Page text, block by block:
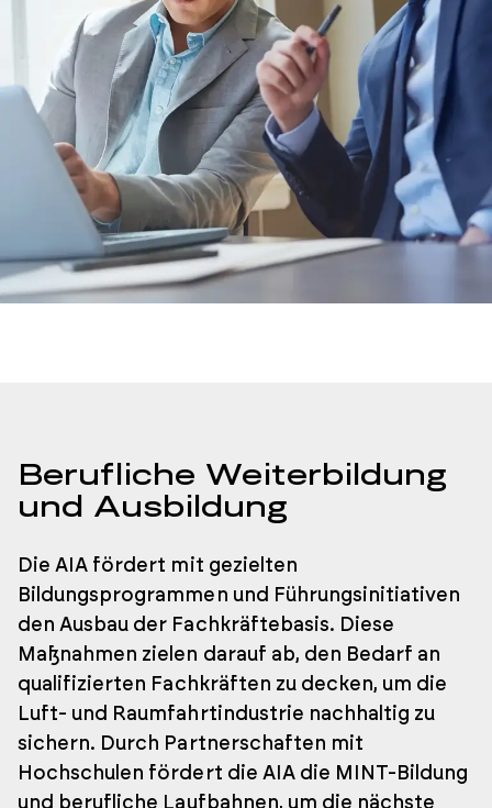
Berufliche Weiterbildung
und Ausbildung
Die AIA fördert mit gezielten
Bildungsprogrammen und Führungsinitiativen
den Ausbau der Fachkräftebasis. Diese
Maßnahmen zielen darauf ab, den Bedarf an
qualifizierten Fachkräften zu decken, um die
Luft- und Raumfahrtindustrie nachhaltig zu
sichern. Durch Partnerschaften mit
Hochschulen fördert die AIA die MINT-Bildung
und berufliche Laufbahnen, um die nächste